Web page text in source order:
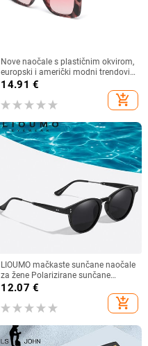
Nove naočale s plastičnim okvirom,
europski i američki modni trendovi
s velikim okvirom, sunčane naočale
14.91 €
add_shopping_cart
LIOUMO mačkaste sunčane naočale
za žene Polarizirane sunčane
naočale za muškarce Anti-Glare
Vintage naočale Trendy Shade
Brown Lens zonnebril dames
12.07 €
add_shopping_cart